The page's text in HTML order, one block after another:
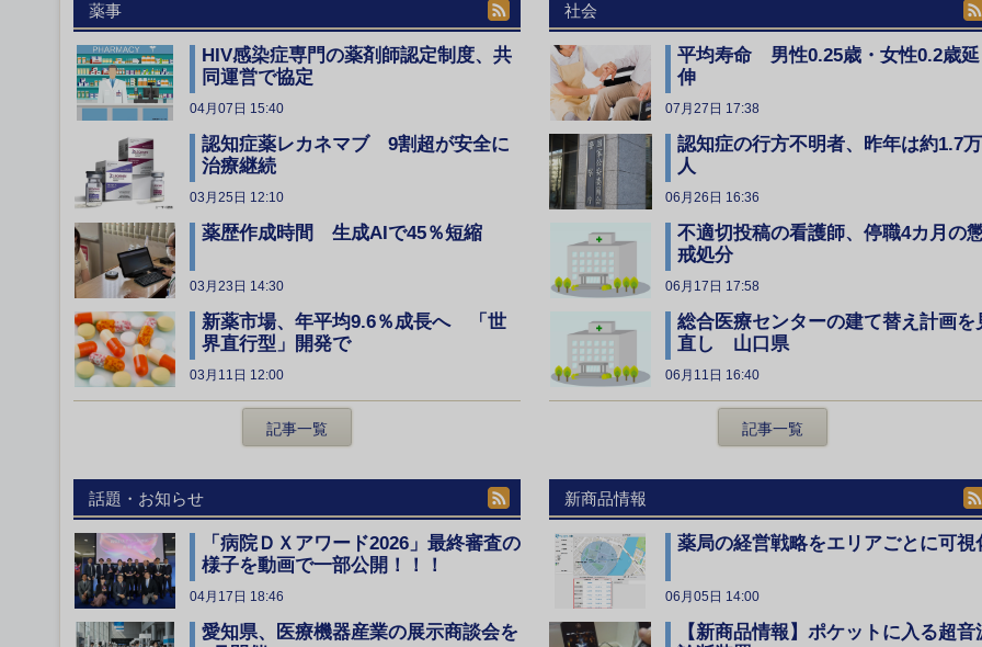
薬事
HIV感染症専門の薬剤師認定制度、共
同運営で協定
04月07日 15:40
認知症薬レカネマブ 9割超が安全に
治療継続
03月25日 12:10
薬歴作成時間 生成AIで45％短縮
03月23日 14:30
新薬市場、年平均9.6％成長へ 「世
界直行型」開発で
03月11日 12:00
記事一覧
社会
平均寿命 男性0.25歳・女性0.2歳延
伸
07月27日 17:38
認知症の行方不明者、昨年は約1.7万
人
06月26日 16:36
不適切投稿の看護師、停職4カ月の
戒処分
06月17日 17:58
総合医療センターの建て替え計画を
直し 山口県
06月11日 16:40
記事一覧
話題・お知らせ
「病院ＤＸアワード2026」最終審査の
様子を動画で一部公開！！！
04月17日 18:46
愛知県、医療機器産業の展示商談会を
新商品情報
薬局の経営戦略をエリアごとに可視
06月05日 14:00
【新商品情報】ポケットに入る超音